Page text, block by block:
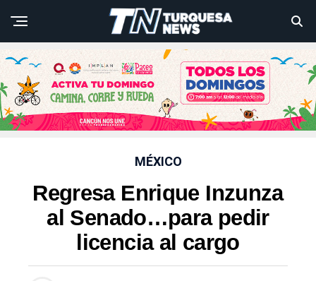
MÉXICO
Regresa Enrique Inzunza
al Senado…para pedir
licencia al cargo